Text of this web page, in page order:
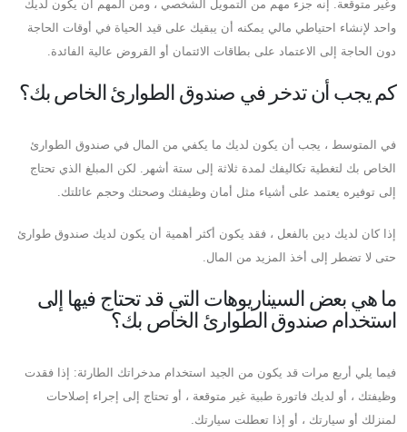
وغير متوقعة. إنه جزء مهم من التمويل الشخصي ، ومن المهم أن يكون لديك
واحد لإنشاء احتياطي مالي يمكنه أن يبقيك على قيد الحياة في أوقات الحاجة
دون الحاجة إلى الاعتماد على بطاقات الائتمان أو القروض عالية الفائدة.
كم يجب أن تدخر في صندوق الطوارئ الخاص بك؟
في المتوسط ​​، يجب أن يكون لديك ما يكفي من المال في صندوق الطوارئ
الخاص بك لتغطية تكاليفك لمدة ثلاثة إلى ستة أشهر. لكن المبلغ الذي تحتاج
إلى توفيره يعتمد على أشياء مثل أمان وظيفتك وصحتك وحجم عائلتك.
إذا كان لديك دين بالفعل ، فقد يكون أكثر أهمية أن يكون لديك صندوق طوارئ
حتى لا تضطر إلى أخذ المزيد من المال.
ما هي بعض السيناريوهات التي قد تحتاج فيها إلى
استخدام صندوق الطوارئ الخاص بك؟
فيما يلي أربع مرات قد يكون من الجيد استخدام مدخراتك الطارئة: إذا فقدت
وظيفتك ، أو لديك فاتورة طبية غير متوقعة ، أو تحتاج إلى إجراء إصلاحات
لمنزلك أو سيارتك ، أو إذا تعطلت سيارتك.